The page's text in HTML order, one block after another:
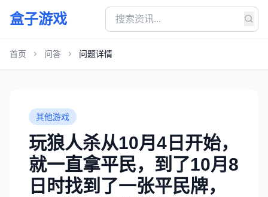
盒子游戏
首页 问答 问题详情
其他游戏
玩狼人杀从10月4日开始，
就一直拿平民，到了10月8
日时找到了一张平民牌，